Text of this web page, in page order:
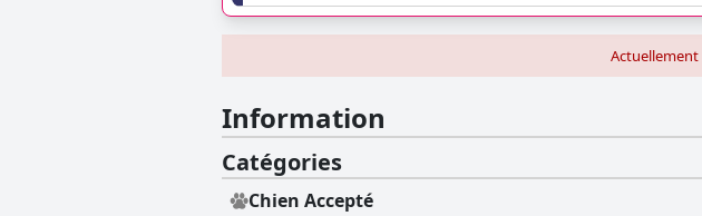
Information
Catégories
Chien Accepté